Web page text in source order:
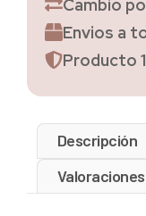
Cambio
Envios a
Producto
Descripción